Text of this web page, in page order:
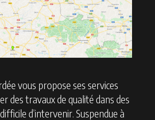
vous propose ses services
des travaux de qualité dans des
d’intervenir. Suspendue à